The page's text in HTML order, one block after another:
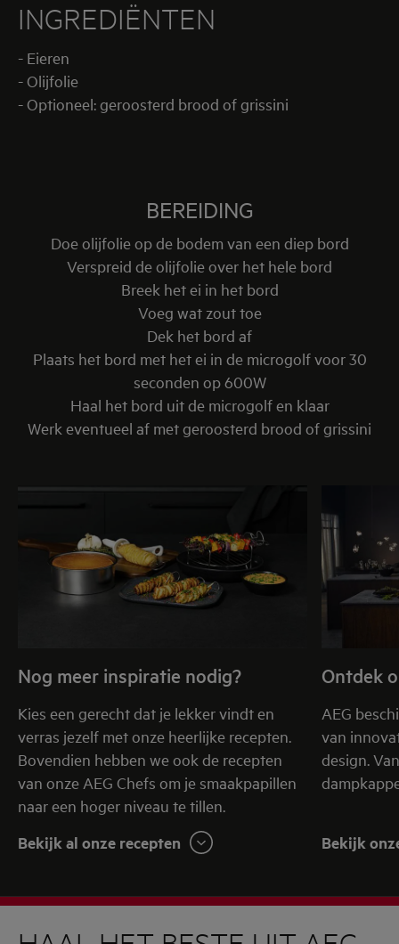
INGREDIËNTEN
- Eieren
- Olijfolie
- Optioneel: geroosterd brood of grissini
BEREIDING
Doe olijfolie op de bodem van een diep bord
Verspreid de olijfolie over het hele bord
Breek het ei in het bord
Voeg wat zout toe
Dek het bord af
Plaats het bord met het ei in de microgolf voor 30
seconden op 600W
Haal het bord uit de microgolf en klaar
Werk eventueel af met geroosterd brood of grissini
Nog meer inspiratie nodig?
Kies een gerecht dat je lekker vindt en
verras jezelf met onze heerlijke recepten.
Bovendien hebben we ook de recepten
van onze AEG Chefs om je smaakpapillen
naar een hoger niveau te tillen.
Bekijk al onze recepten
Ontdek
AEG
van
design.
Bekijk